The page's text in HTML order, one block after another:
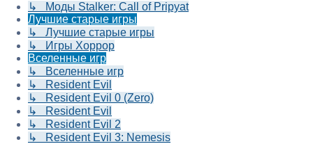
↳ Моды Stalker: Call of Pripyat
Лучшие старые игры
↳ Лучшие старые игры
↳ Игры Хоррор
Вселенные игр
↳ Вселенные игр
↳ Resident Evil
↳ Resident Evil 0 (Zero)
↳ Resident Evil
↳ Resident Evil 2
↳ Resident Evil 3: Nemesis